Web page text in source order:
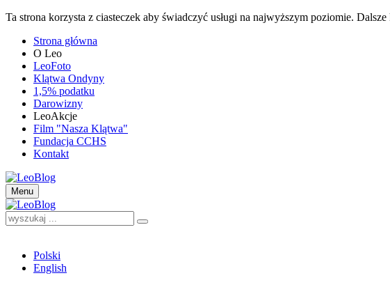
Ta strona korzysta z ciasteczek aby świadczyć usługi na najwyższym poziomie.
Strona główna
O Leo
LeoFoto
Klątwa Ondyny
1,5% podatku
Darowizny
LeoAkcje
Film "Nasza Klątwa"
Fundacja CCHS
Kontakt
Menu
Polski
English